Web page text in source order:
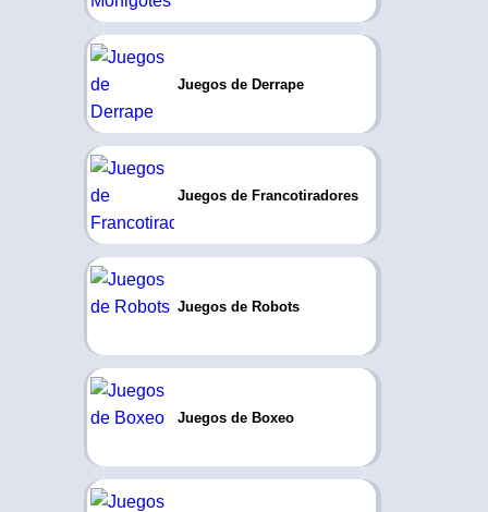
Juegos de Derrape
Juegos de Francotiradores
Juegos de Robots
Juegos de Boxeo